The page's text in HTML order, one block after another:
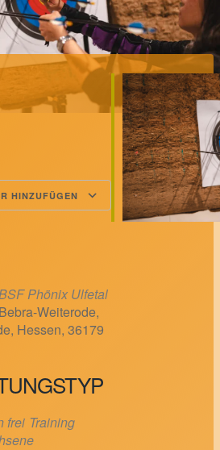
HINZUFÜGEN
Outlook Live
Phönix Ulfetal
Weiterode,
Hessen, 36179
frei Training